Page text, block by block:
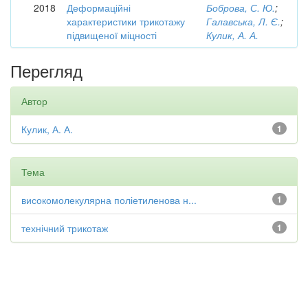
2018
Деформаційні
характеристики трикотажу
підвищеної міцності
Боброва, С. Ю.;
Галавська, Л. Є.;
Кулик, А. А.
Перегляд
Автор
1
Кулик, А. А.
Тема
1
високомолекулярна поліетиленова н...
1
технічний трикотаж